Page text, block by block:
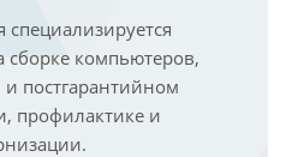
сборке компьютеров,
постгарантийном
профилактике и